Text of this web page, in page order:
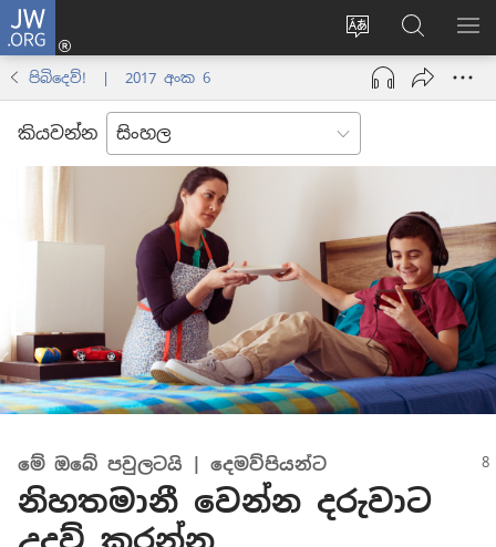
JW.ORG
Change
site
language
ලොගින්
(opens
window)
JW.ORG
වෙබ්
අඩවියෙන්
පිබිදෙව්! | 2017 අංක 6
කියවන්න
මේ ඔබේ පවුලටයි | දෙමව්පියන්ට
නිහතමානී වෙන්න දරුවාට